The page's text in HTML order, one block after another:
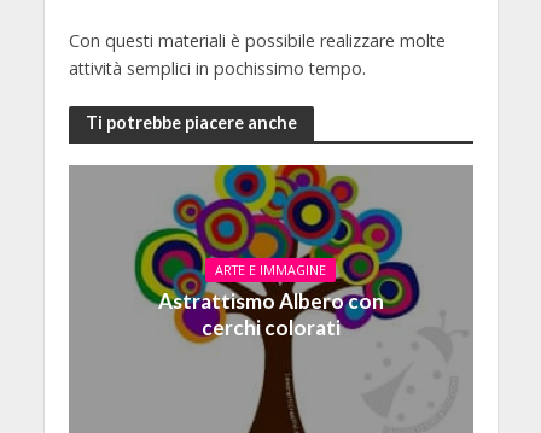
Con questi materiali è possibile realizzare molte
attività semplici in pochissimo tempo.
Ti potrebbe piacere anche
ARTE E IMMAGINE
Astrattismo Albero con
cerchi colorati